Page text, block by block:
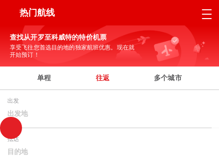
热门航线
查找从开罗至科威特的特价机票
享受飞往您首选目的地的独家航班优惠。现在就
开始预订！
单程 往返 多个城市
出发
出发地
抵达
目的地